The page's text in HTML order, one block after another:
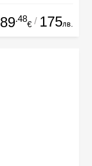
89.48
€ / 175лв.